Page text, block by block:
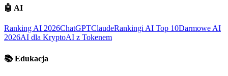
🤖 AI
Ranking AI 2026ChatGPTClaudeRankingi AI Top 10Darmowe AI
2026AI dla KryptoAI z Tokenem
📚 Edukacja